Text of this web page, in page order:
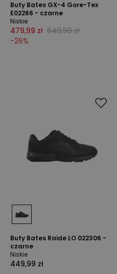
Buty Bates GX-4 Gore-Tex
E02266 - czarne
Niskie
479,99 zł 649,99 zł
-26%
Buty Bates Raide LO 022306 -
czarne
Niskie
449,99 zł